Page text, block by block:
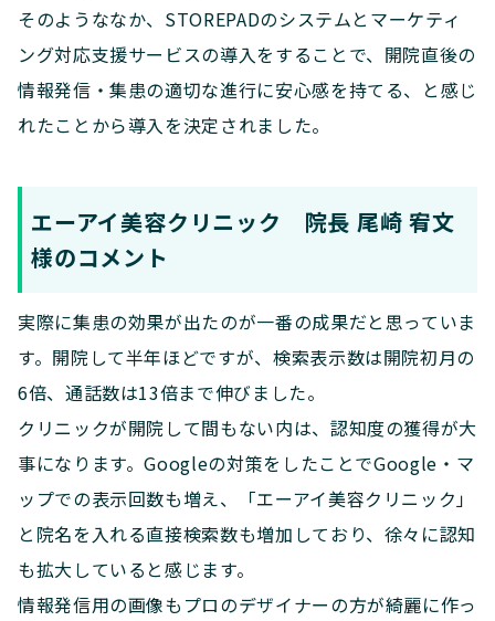
そのようななか、STOREPADのシステムとマーケティ
ング対応支援サービスの導入をすることで、開院直後の
情報発信・集患の適切な進行に安心感を持てる、と感じ
れたことから導入を決定されました。
エーアイ美容クリニック 院長 尾崎 宥文
様のコメント
実際に集患の効果が出たのが一番の成果だと思っていま
す。開院して半年ほどですが、検索表示数は開院初月の
6倍、通話数は13倍まで伸びました。
クリニックが開院して間もない内は、認知度の獲得が大
事になります。Googleの対策をしたことでGoogle・マ
ップでの表示回数も増え、「エーアイ美容クリニック」
と院名を入れる直接検索数も増加しており、徐々に認知
も拡大していると感じます。
情報発信用の画像もプロのデザイナーの方が綺麗に作っ